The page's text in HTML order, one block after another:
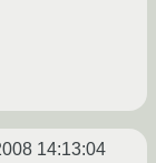
14:13:04